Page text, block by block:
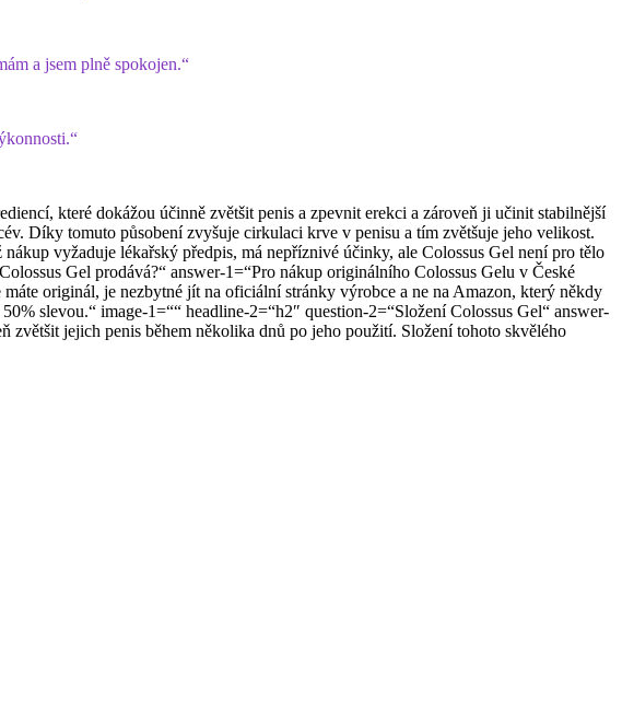
a jsem plně spokojen.“
které dokážou účinně zvětšit penis a zpevnit erekci a zároveň ji učinit stabilnější
Díky tomuto působení zvyšuje cirkulaci krve v penisu a tím zvětšuje jeho velikost.
vyžaduje lékařský předpis, má nepříznivé účinky, ale Colossus Gel není pro tělo
Gel prodává?“ answer-1=“Pro nákup originálního Colossus Gelu v České
originál, je nezbytné jít na oficiální stránky výrobce a ne na Amazon, který někdy
slevou.“ image-1=““ headline-2=“h2″ question-2=“Složení Colossus Gel“ answer-
jejich penis během několika dnů po jeho použití. Složení tohoto skvělého